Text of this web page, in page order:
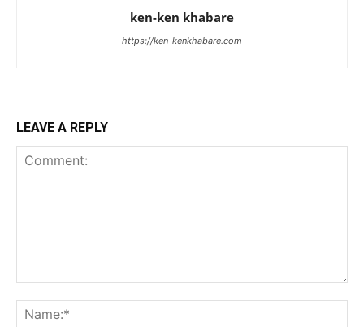
ken-ken khabare
https://ken-kenkhabare.com
LEAVE A REPLY